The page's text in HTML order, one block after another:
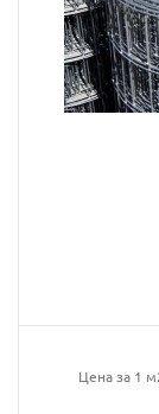
Цена за 1